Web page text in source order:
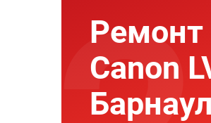
Ремонт
Canon